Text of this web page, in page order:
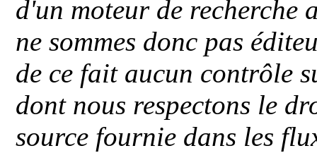
d'un moteur de recherche
ne sommes donc pas
de ce fait aucun contrôle
dont nous respectons le
source fournie dans les